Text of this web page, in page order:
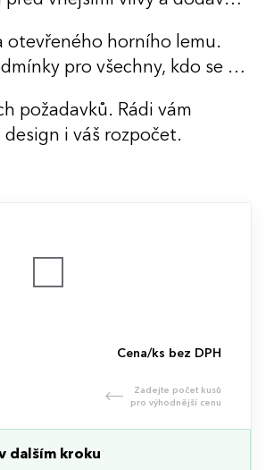
otevřeného horního lemu.
pro všechny, kdo se na
požadavků. Rádi vám
i váš rozpočet.
Cena/ks bez DPH
Zadejte počet kusů
pro výhodnější cenu
dalším kroku